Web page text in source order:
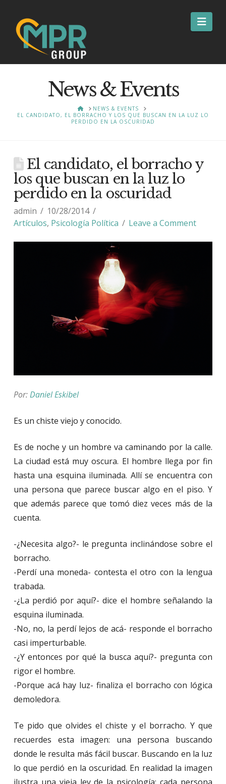
News & Events
HOMENEWS & EVENTS
EL CANDIDATO, EL BORRACHO Y LOS QUE BUSCAN EN LA LUZ LO
PERDIDO EN LA OSCURIDAD
El candidato, el borracho y
los que buscan en la luz lo
perdido en la oscuridad
admin
10/28/2014
Artículos, Psicología Política Leave a Comment
Por:Daniel Eskibel
Es un chiste viejo y conocido.
Es de noche y un hombre va caminando por la calle.
La ciudad está muy oscura. El hombre llega por fin
hasta una esquina iluminada. Allí se encuentra con
una persona que parece buscar algo en el piso. Y
que además parece que tomó diez veces más de la
cuenta.
-¿Necesita algo?- le pregunta inclinándose sobre el
borracho.
-Perdí una moneda- contesta el otro con la lengua
trabada.
-¿La perdió por aquí?- dice el hombre señalando la
esquina iluminada.
-No, no, la perdí lejos de acá- responde el borracho
casi imperturbable.
-¿Y entonces por qué la busca aquí?- pregunta con
rigor el hombre.
-Porque acá hay luz- finaliza el borracho con lógica
demoledora.
Te pido que olvides el chiste y el borracho. Y que
recuerdes esta imagen: una persona buscando
donde le resulta más fácil buscar. Buscando en la luz
lo que perdió en la oscuridad. En realidad la imagen
ilustra una vieja ley de la psicología: cada persona